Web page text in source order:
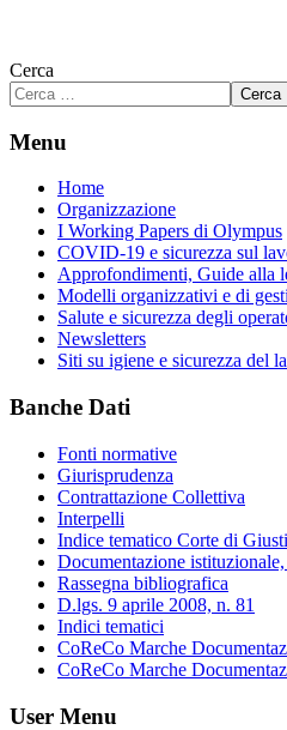
Cerca
Cerca
Menu
Home
Organizzazione
I Working Papers di Olympus
COVID-19 e sicurezza sul
Approfondimenti, Guide alla
Modelli organizzativi e di
Salute e sicurezza degli
Newsletters
Siti su igiene e sicurezza del
Banche Dati
Fonti normative
Giurisprudenza
Contrattazione Collettiva
Interpelli
Indice tematico Corte di
Documentazione
Rassegna bibliografica
D.lgs. 9 aprile 2008, n. 81
Indici tematici
CoReCo Marche
CoReCo Marche
User Menu